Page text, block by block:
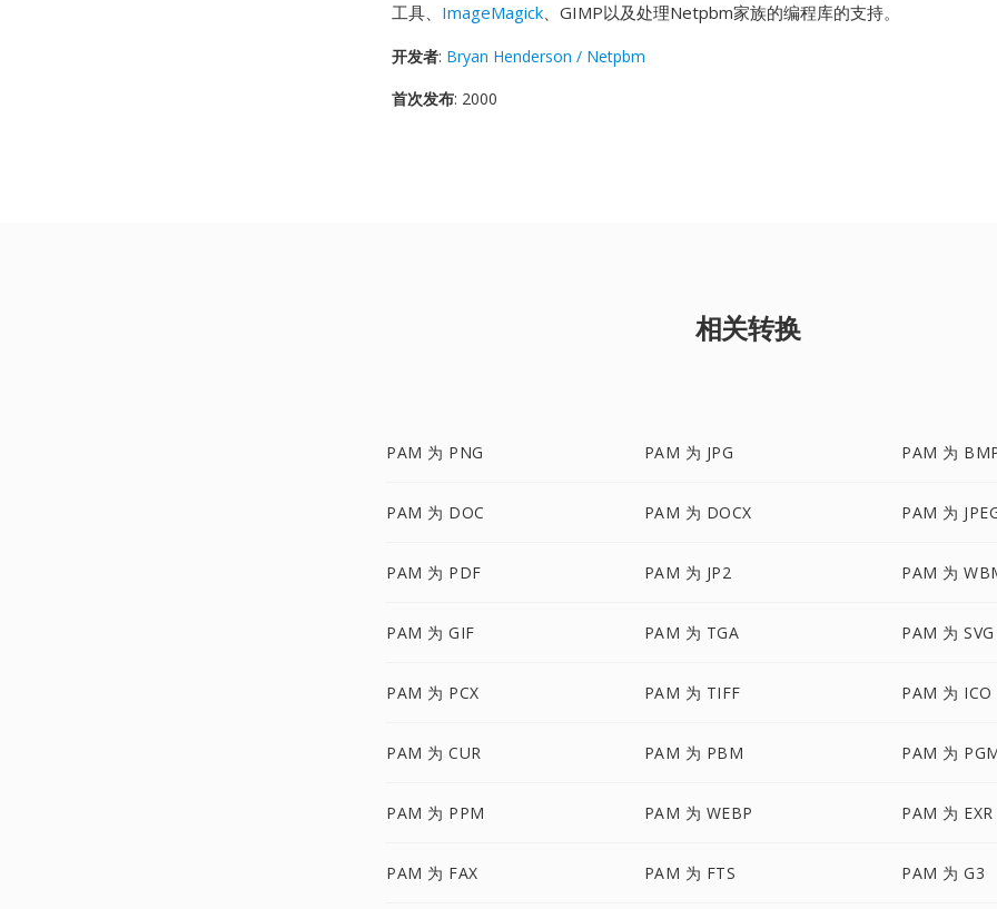
工具、 ImageMagick、GIMP以及处理Netpbm家族的编程库的支持。
开发者: Bryan Henderson / Netpbm
首次发布: 2000
相关转换
PAM 为 PNG PAM 为 JPG PAM 为
PAM 为 DOC PAM 为 DOCX PAM 为
PAM 为 PDF PAM 为 JP2 PAM 为
PAM 为 GIF PAM 为 TGA PAM 为 SVG
PAM 为 PCX PAM 为 TIFF PAM 为 ICO
PAM 为 CUR PAM 为 PBM PAM 为
PAM 为 PPM PAM 为 WEBP PAM 为 EXR
PAM 为 FAX PAM 为 FTS PAM 为 G3